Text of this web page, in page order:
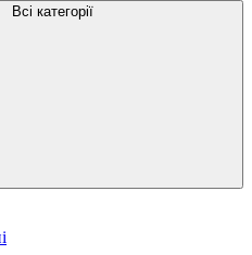
Всі категорії